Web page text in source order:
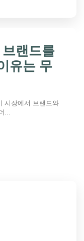
랜드를
유는 무
시장에서 브랜드와
...